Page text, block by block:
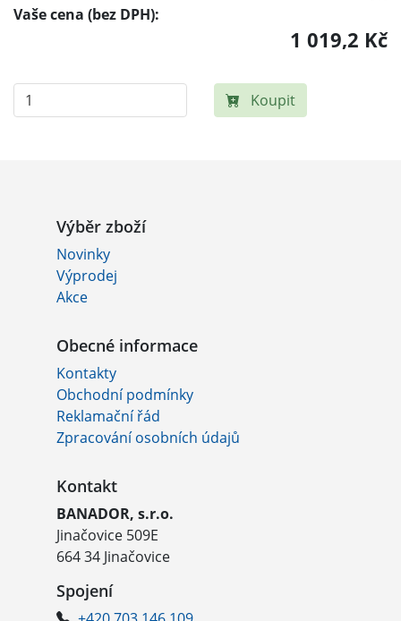
Vaše cena (bez DPH):
1 019,2 Kč
Koupit
Výběr zboží
Novinky
Výprodej
Akce
Obecné informace
Kontakty
Obchodní podmínky
Reklamační řád
Zpracování osobních údajů
Kontakt
BANADOR, s.r.o.
Jinačovice 509E
664 34 Jinačovice
Spojení